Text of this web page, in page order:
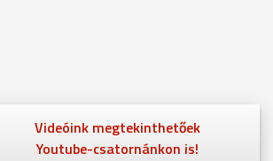
Videóink megtekinthetőek
Youtube-csatornánkon is!